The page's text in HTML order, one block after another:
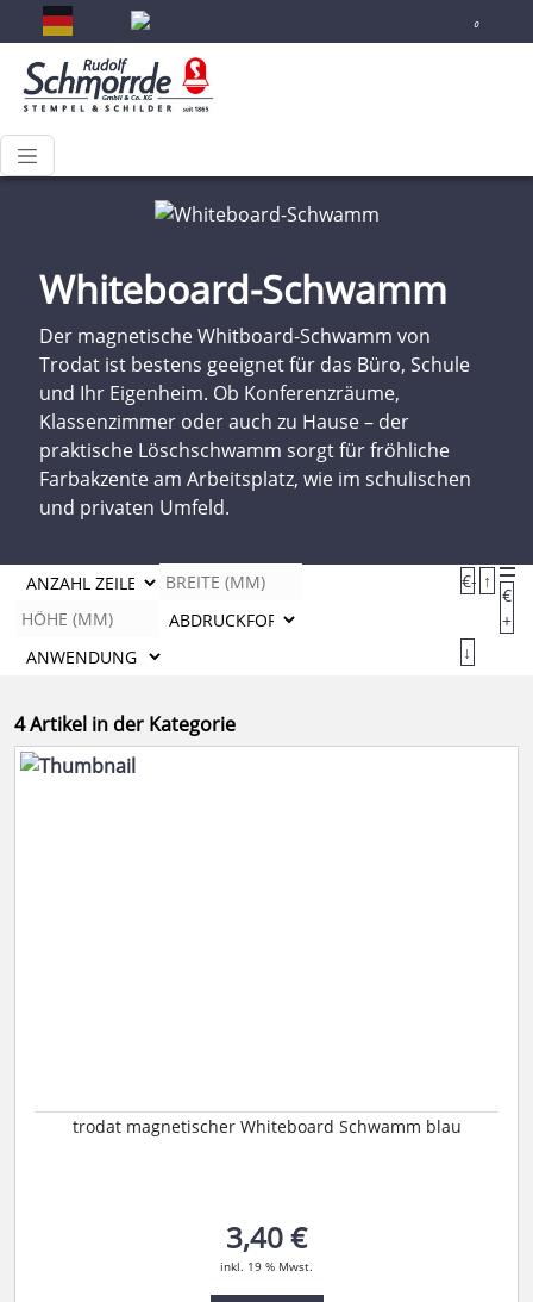
0
Whiteboard-Schwamm
Der magnetische Whitboard-Schwamm von
Trodat ist bestens geeignet für das Büro, Schule
und Ihr Eigenheim. Ob Konferenzräume,
Klassenzimmer oder auch zu Hause – der
praktische Löschschwamm sorgt für fröhliche
Farbakzente am Arbeitsplatz, wie im schulischen
und privaten Umfeld.
€- ↑
€
+
↓
4 Artikel in der Kategorie
trodat magnetischer Whiteboard Schwamm blau
3,40 €
inkl. 19 % Mwst.